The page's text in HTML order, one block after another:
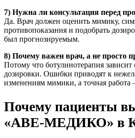
7) Нужна ли консультация перед
Да. Врач должен оценить мимику,
противопоказания и подобрать
был прогнозируемым.
8) Почему важен врач, а не просто
Потому что ботулинотерапия зависит
дозировки. Ошибки приводят к
изменениям мимики, а точная работа
Почему пациенты
«АВЕ-МЕДИКО» в